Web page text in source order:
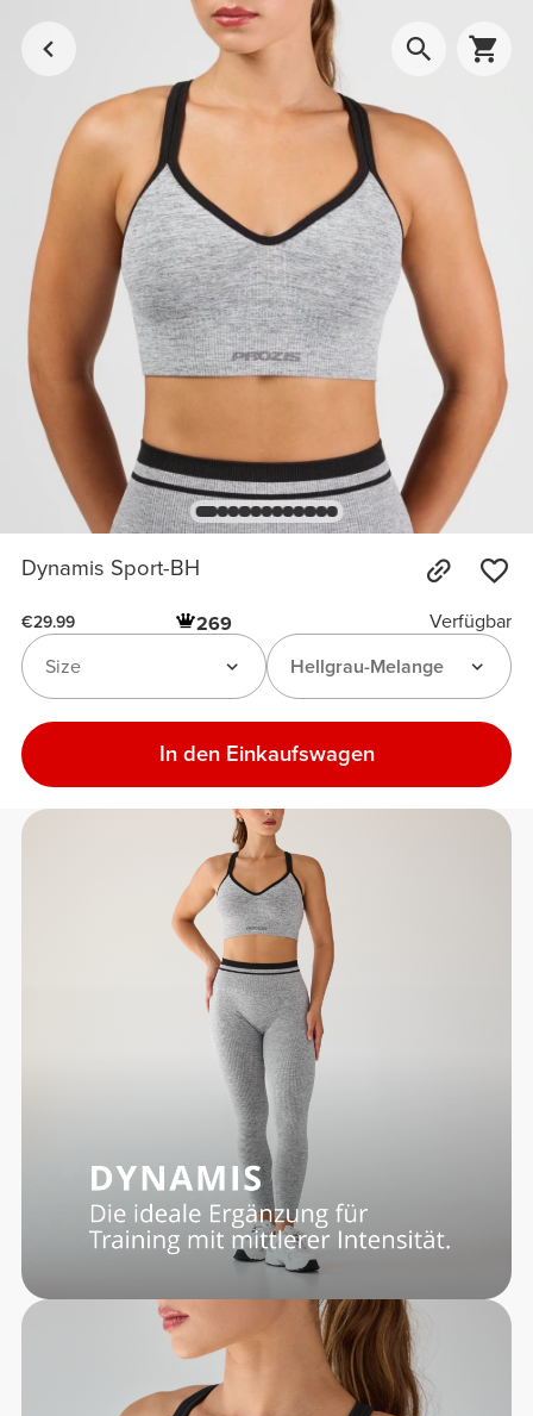
Dynamis Sport-BH
€29.99 269
Verfügbar
Hellgrau-Melange
Size
In den Einkaufswagen